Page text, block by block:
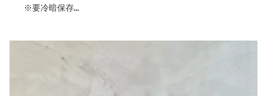
※要冷暗保存
宮城県川崎町にある【Fattoria AL FIORE】目黒さんか
ら最高熟度のシャルドネを使用した
『黄金ワイン‐Oro2021』がリリースされました！